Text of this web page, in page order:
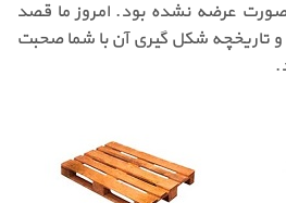
صورت عرضه نشده بود. امروز ما قصد
و تاریخچه شکل گیری آن با شما صحبت